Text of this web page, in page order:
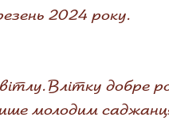
2024 року.
Влітку добре
молодим